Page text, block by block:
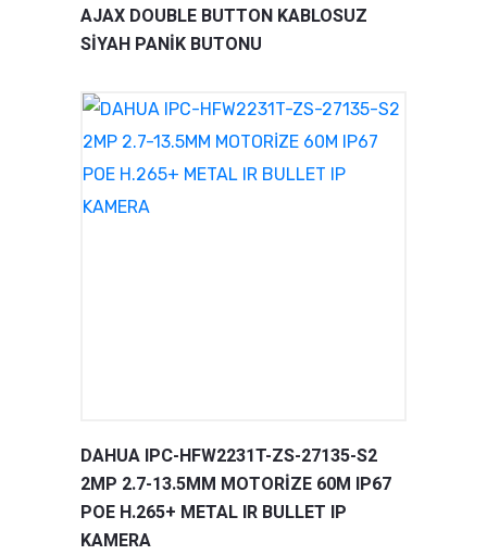
AJAX DOUBLE BUTTON KABLOSUZ
SİYAH PANİK BUTONU
DAHUA IPC-HFW2231T-ZS-27135-S2
2MP 2.7-13.5MM MOTORİZE 60M IP67
POE H.265+ METAL IR BULLET IP
KAMERA